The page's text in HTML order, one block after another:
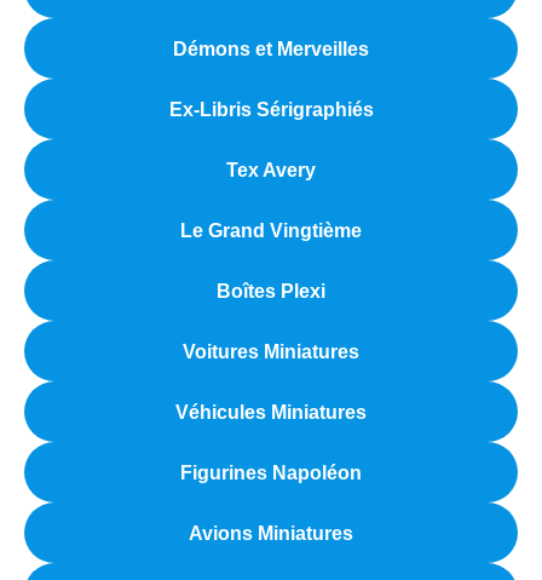
Démons et Merveilles
Ex-Libris Sérigraphiés
Tex Avery
Le Grand Vingtième
Boîtes Plexi
Voitures Miniatures
Véhicules Miniatures
Figurines Napoléon
Avions Miniatures